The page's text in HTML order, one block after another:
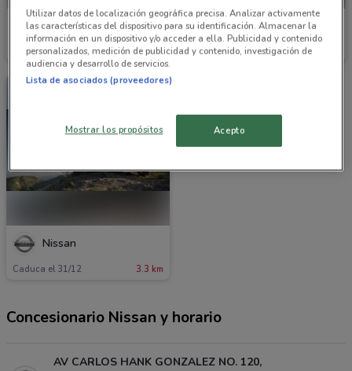
Nissan
Caduca el 03/09 3.3 km
Nissan
Caduca el 31/12
Nissan
Caduca el 31/12 3.3 km
Concesionario Nissan y horario
AV CARLOS HANK GONZALEZ NO. 120,
Utilizar datos de localización geográfica precisa. Analizar activamente
las características del dispositivo para su identificación. Almacenar la
información en un dispositivo y/o acceder a ella. Publicidad y contenido
personalizados, medición de publicidad y contenido, investigación de
audiencia y desarrollo de servicios.
Lista de asociados (proveedores)
Mostrar los propósitos Acepto